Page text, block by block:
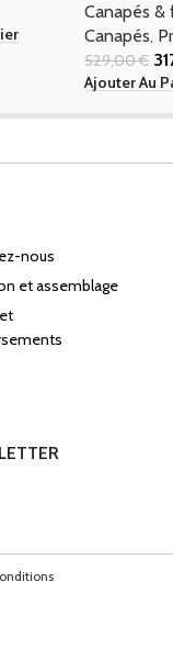
Canapés &
Canapés,
529,00€
Ajouter Au
nous
et assemblage